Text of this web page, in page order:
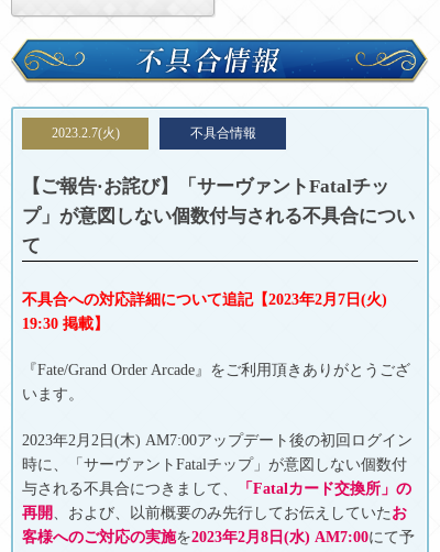
不具合情報
2023.2.7(火) 不具合情報
【ご報告·お詫び】「サーヴァントFatalチッ
プ」が意図しない個数付与される不具合につい
て
不具合への対応詳細について追記【2023年2月7日(火)
19:30 掲載】
『Fate/Grand Order Arcade』をご利用頂きありがとうござ
います。
2023年2月2日(木) AM7:00アップデート後の初回ログイン
時に、「サーヴァントFatalチップ」が意図しない個数付
与される不具合につきまして、
「 Fatalカード交換所」の
再開 、および、以前概要のみ先行してお伝えしていた お
客様へのご対応の実施を2023年2月8日(水) AM7:00にて予